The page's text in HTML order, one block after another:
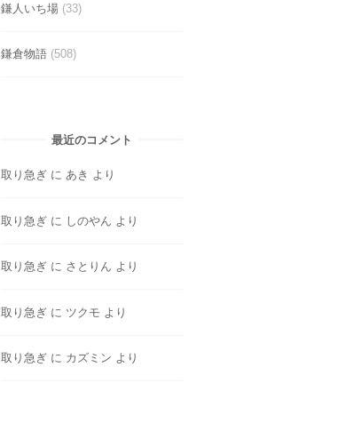
鎌人いち場(33)
鎌倉物語(508)
最近のコメント
取り急ぎに あき より
取り急ぎに しのやん より
取り急ぎに さとりん より
取り急ぎに ツクモ より
取り急ぎに カズミン より